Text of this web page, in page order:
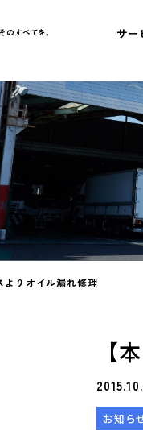
のすべてを。 サー
よりオイル漏れ修理
【
お知ら